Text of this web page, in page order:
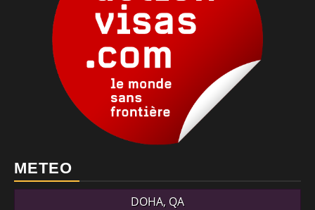
METEO
DOHA, QA